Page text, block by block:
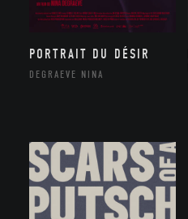
PORTRAIT DU DÉSIR
DEGRAEVE NINA